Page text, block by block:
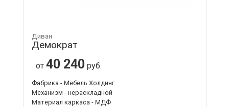
Диван
Демократ
от 40 240 руб.
Фабрика - Мебель Холдинг
Механизм - нераскладной
Материал каркаса - МДФ